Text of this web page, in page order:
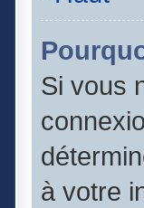
Si vous
à votre